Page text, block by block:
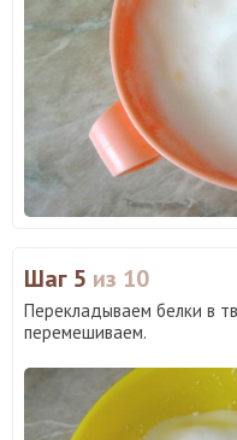
Шаг 5 из 10
Перекладываем белки в
перемешиваем.